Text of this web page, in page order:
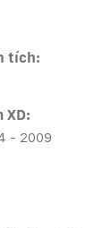
tích:
XD:
- 2009